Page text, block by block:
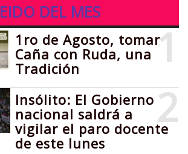
DEL MES
1
1ro de Agosto, tomar
Caña con Ruda, una
Tradición
2
Insólito: El Gobierno
nacional saldrá a
vigilar el paro docente
de este lunes